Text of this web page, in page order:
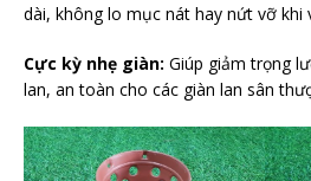
dài, không lo mục nát hay nứt vỡ khi
Cực kỳ nhẹ giàn: Giúp giảm trọng
lan, an toàn cho các giàn lan sân